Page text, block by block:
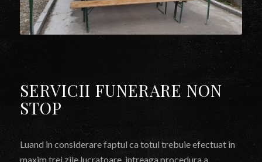
SERVICII FUNERARE NON
STOP
Luand in considerare faptul ca totul trebuie efectuat in
maxim trei zile lucratoare, intreaga procedura a